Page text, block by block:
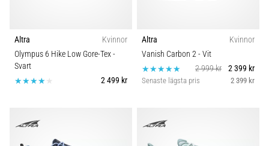
Altra
Kvinnor
Olympus 6 Hike Low Gore-Tex-
Svart
2 499 kr
Altra
Kvinnor
Vanish Carbon 2- Vit
2 999 kr
2 399 kr
Senaste lägsta pris 2 399 kr